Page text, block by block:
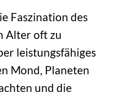
Faszination des
Alter oft zu
leistungsfähiges
Mond, Planeten
und die